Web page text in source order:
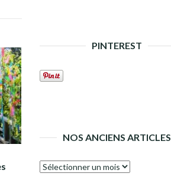
PINTEREST
NOS ANCIENS ARTICLES
Nos